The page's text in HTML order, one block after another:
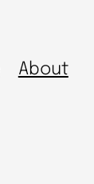
About